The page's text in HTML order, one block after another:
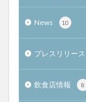
News 10
プレスリリース
飲食店情報 8